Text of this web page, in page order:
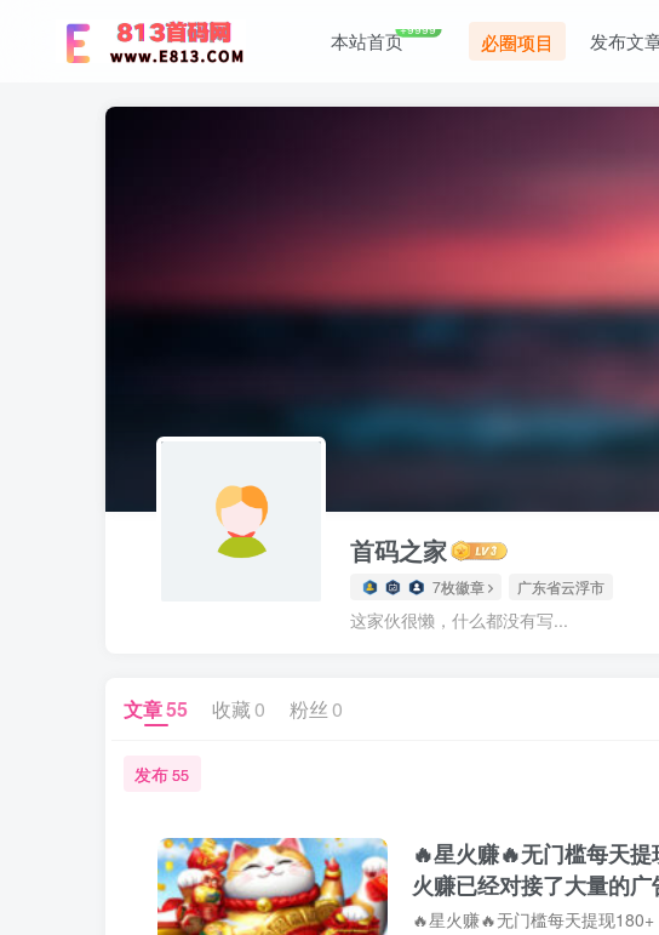
本站首页+9999
必圈项目 发布文
首码之家
7枚徽章 广东省云浮市
这家伙很懒，什么都没有写...
文章55 收藏 0 粉丝 0
发布55
🔥星火赚🔥无门槛每天
火赚已经对接了大量的广
家